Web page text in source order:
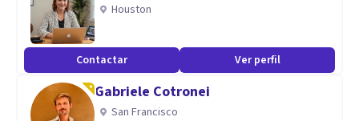
Houston
Contactar Ver perfil
Gabriele Cotronei
San Francisco